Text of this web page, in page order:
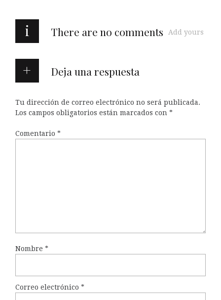
i There are no comments Add yours
Deja una respuesta
Tu dirección de correo electrónico no será publicada.
Los campos obligatorios están marcados con *
Comentario *
Nombre *
Correo electrónico *